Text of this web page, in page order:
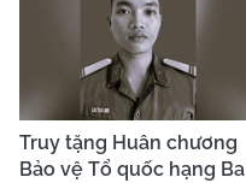
Truy tặng Huân chương
Bảo vệ Tổ quốc hạng Ba